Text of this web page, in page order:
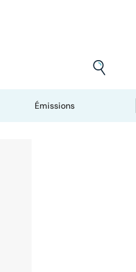
Émissions